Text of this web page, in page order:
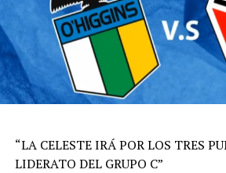
“LA CELESTE IRÁ POR LOS TRES
LIDERATO DEL GRUPO C”